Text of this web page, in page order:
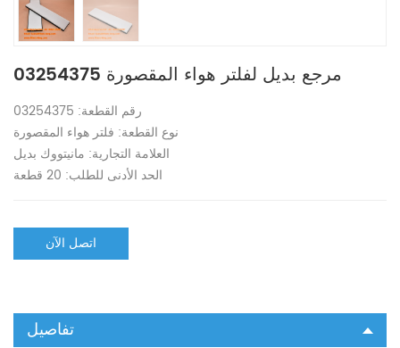
03254375 مرجع بديل لفلتر هواء المقصورة
رقم القطعة: 03254375
نوع القطعة: فلتر هواء المقصورة
العلامة التجارية: مانيتووك بديل
الحد الأدنى للطلب: 20 قطعة
اتصل الآن
تفاصيل